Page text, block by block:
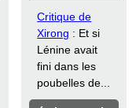
Critique de
Xirong : Et si
Lénine avait
fini dans les
poubelles de...